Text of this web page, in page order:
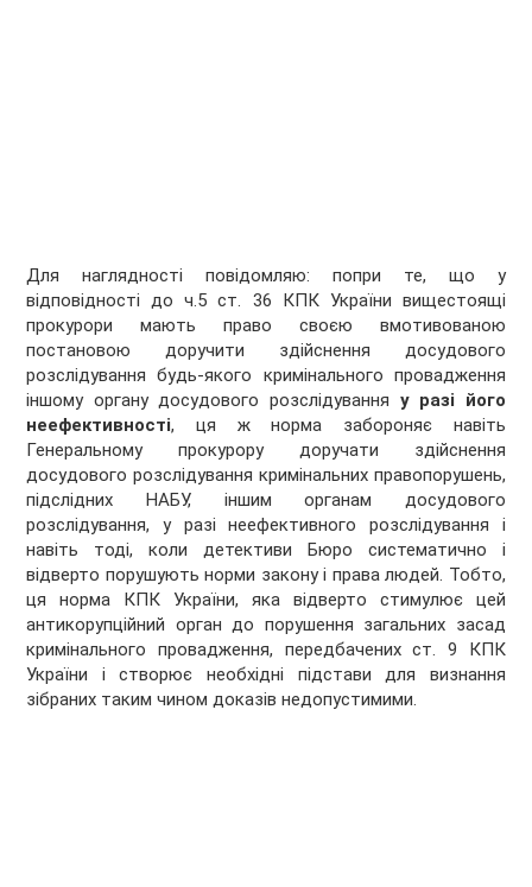
Для наглядності повідомляю: попри те, що у
відповідності до ч.5 ст. 36 КПК України вищестоящі
прокурори мають право своєю вмотивованою
постановою доручити здійснення досудового
розслідування будь-якого кримінального провадження
іншому органу досудового розслідування у разі його
неефективності, ця ж норма забороняє навіть
Генеральному прокурору доручати здійснення
досудового розслідування кримінальних правопорушень,
підслідних НАБУ, іншим органам досудового
розслідування, у разі неефективного розслідування і
навіть тоді, коли детективи Бюро систематично і
відверто порушують норми закону і права людей. Тобто,
ця норма КПК України, яка відверто стимулює цей
антикорупційний орган до порушення загальних засад
кримінального провадження, передбачених ст. 9 КПК
України і створює необхідні підстави для визнання
зібраних таким чином доказів недопустимими.